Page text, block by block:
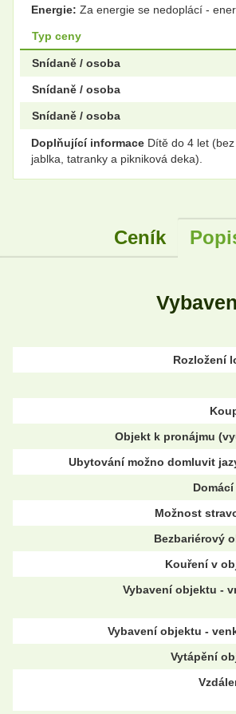
Energie: Za energie se nedoplácí -
Typ ceny
Snídaně / osoba
Snídaně / osoba
Snídaně / osoba
Doplňující informace Dítě do 4 let
jablka, tatranky a pikniková deka).
Ceník
Rozložení
Objekt k pronájmu
Ubytování možno domluvit
Možnost
Bezbariérový
Kouření v
Vybavení objektu -
Vybavení objektu -
Vytápění